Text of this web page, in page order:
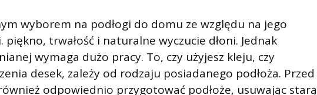
wyborem na podłogi do domu ze względu na jego
piękno, trwałość i naturalne wyczucie dłoni. Jednak
wymaga dużo pracy. To, czy użyjesz kleju, czy
desek, zależy od rodzaju posiadanego podłoża. Przed
odpowiednio przygotować podłoże, usuwając starą